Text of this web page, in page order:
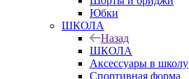
Юбки
ШКОЛА
Назад
ШКОЛА
Аксессуары в школу
Спортивная форма